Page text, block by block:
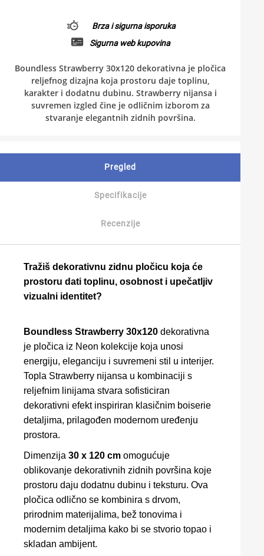
Brza i sigurna isporuka
Sigurna web kupovina
Boundless Strawberry 30x120 dekorativna je pločica
reljefnog dizajna koja prostoru daje toplinu,
karakter i dodatnu dubinu. Strawberry nijansa i
suvremen izgled čine je odličnim izborom za
stvaranje elegantnih zidnih površina.
Pregled
Specifikacije
Recenzije
Tražiš dekorativnu zidnu pločicu koja će
prostoru dati toplinu, osobnost i upečatljiv
vizualni identitet?
Boundless Strawberry 30x120 dekorativna
je pločica iz Neon kolekcije koja unosi
energiju, eleganciju i suvremeni stil u interijer.
Topla Strawberry nijansa u kombinaciji s
reljefnim linijama stvara sofisticiran
dekorativni efekt inspiriran klasičnim boiserie
detaljima, prilagođen modernom uređenju
prostora.
Dimenzija 30 x 120 cm omogućuje
oblikovanje dekorativnih zidnih površina koje
prostoru daju dodatnu dubinu i teksturu. Ova
pločica odlično se kombinira s drvom,
prirodnim materijalima, bež tonovima i
modernim detaljima kako bi se stvorio topao i
skladan ambijent.